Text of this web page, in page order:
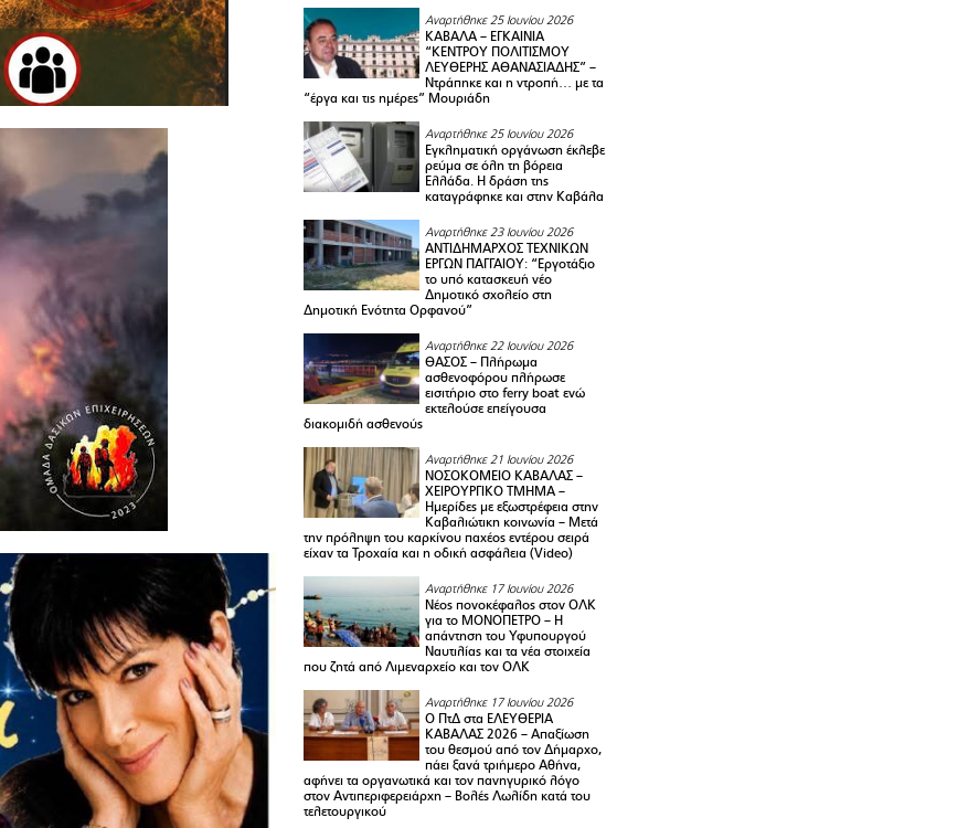
Αναρτήθηκε 25 Ιουνίου 2026
ΚΑΒΑΛΑ – ΕΓΚΑΙΝΙΑ
“ΚΕΝΤΡΟΥ ΠΟΛΙΤΙΣΜΟΥ
ΛΕΥΘΕΡΗΣ ΑΘΑΝΑΣΙΑΔΗΣ” –
Ντράπηκε και η ντροπή… με τα
“έργα και τις ημέρες” Μουριάδη
Αναρτήθηκε 25 Ιουνίου 2026
Εγκληματική οργάνωση έκλεβε
ρεύμα σε όλη τη βόρεια
Ελλάδα. Η δράση της
καταγράφηκε και στην Καβάλα
Αναρτήθηκε 23 Ιουνίου 2026
ΑΝΤΙΔΗΜΑΡΧΟΣ ΤΕΧΝΙΚΩΝ
ΕΡΓΩΝ ΠΑΓΓΑΙΟΥ: “Εργοτάξιο
το υπό κατασκευή νέο
Δημοτικό σχολείο στη
Δημοτική Ενότητα Ορφανού”
Αναρτήθηκε 22 Ιουνίου 2026
ΘΑΣΟΣ – Πλήρωμα
ασθενοφόρου πλήρωσε
εισιτήριο στο ferry boat ενώ
εκτελούσε επείγουσα
διακομιδή ασθενούς
Αναρτήθηκε 21 Ιουνίου 2026
ΝΟΣΟΚΟΜΕΙΟ ΚΑΒΑΛΑΣ –
ΧΕΙΡΟΥΡΓΙΚΟ ΤΜΗΜΑ –
Ημερίδες με εξωστρέφεια στην
Καβαλιώτικη κοινωνία – Μετά
την πρόληψη του καρκίνου παχέος εντέρου σειρά
είχαν τα Τροχαία και η οδική ασφάλεια (Video)
Αναρτήθηκε 17 Ιουνίου 2026
Νέος πονοκέφαλος στον ΟΛΚ
για το ΜΟΝΟΠΕΤΡΟ – Η
απάντηση του Υφυπουργού
Ναυτιλίας και τα νέα στοιχεία
που ζητά από Λιμεναρχείο και τον ΟΛΚ
Αναρτήθηκε 17 Ιουνίου 2026
Ο ΠτΔ στα ΕΛΕΥΘΕΡΙΑ
ΚΑΒΑΛΑΣ 2026 – Απαξίωση
του θεσμού από τον Δήμαρχο,
πάει ξανά τριήμερο Αθήνα,
αφήνει τα οργανωτικά και τον πανηγυρικό λόγο
στον Αντιπεριφερειάρχη – Βολές Λωλίδη κατά του
τελετουργικού